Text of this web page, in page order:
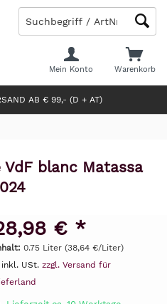
AB € 99,- (D + AT)
Warenkorb
Mein Konto
blanc Matassa
€ *
0.75 Liter (38,64 €/Liter)
USt. zzgl. Versand für